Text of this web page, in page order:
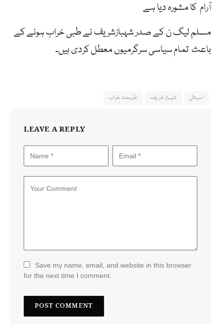
آرام کا مشورہ دیا ہے
مسلم لیگ ن کے صدر شہبازشریف نے طبی خراب ہونے کے
باعث تمام سیاسی سرگرمیوں معطل کردی ہیں۔
اسپتال شہباز شریف طبیعت خراب
LEAVE A REPLY
Save my name, email, and website in this browser
for the next time I comment.